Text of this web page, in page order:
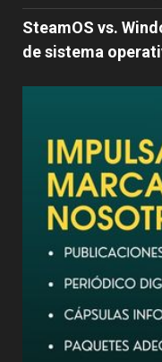
SteamOS vs.
de sistema